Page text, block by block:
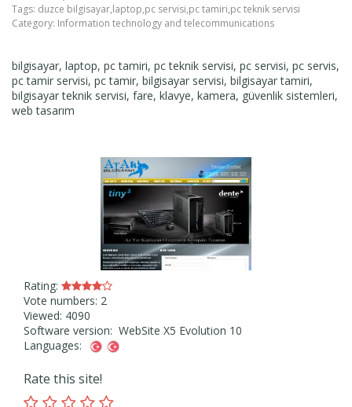
Tags: duzce bilgisayar,laptop,pc servisi,pc tamiri,pc teknik servisi
Category: Information technology and telecommunications
bilgisayar, laptop, pc tamiri, pc teknik servisi, pc servisi, pc servis,
pc tamir servisi, pc tamir, bilgisayar servisi, bilgisayar tamiri,
bilgisayar teknik servisi, fare, klavye, kamera, güvenlik sistemleri,
web tasarım
Rating:
Vote numbers: 2
Viewed: 4090
Software version: WebSite X5 Evolution 10
Languages:
Rate this site!